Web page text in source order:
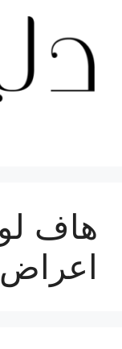
المحتوى
هاف
اعراض